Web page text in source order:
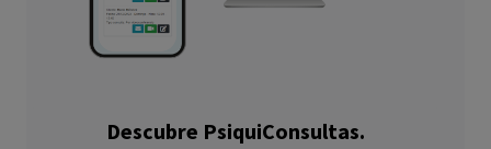
Descubre PsiquiConsultas.